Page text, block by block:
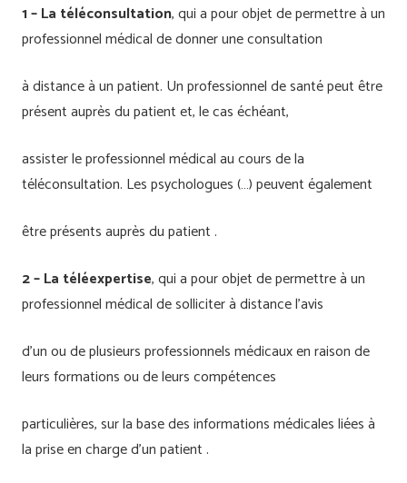
1 – La téléconsultation, qui a pour objet de permettre à un
professionnel médical de donner une consultation
à distance à un patient. Un professionnel de santé peut être
présent auprès du patient et, le cas échéant,
assister le professionnel médical au cours de la
téléconsultation. Les psychologues (…) peuvent également
être présents auprès du patient .
2 – La téléexpertise, qui a pour objet de permettre à un
professionnel médical de solliciter à distance l’avis
d’un ou de plusieurs professionnels médicaux en raison de
leurs formations ou de leurs compétences
particulières, sur la base des informations médicales liées à
la prise en charge d’un patient .